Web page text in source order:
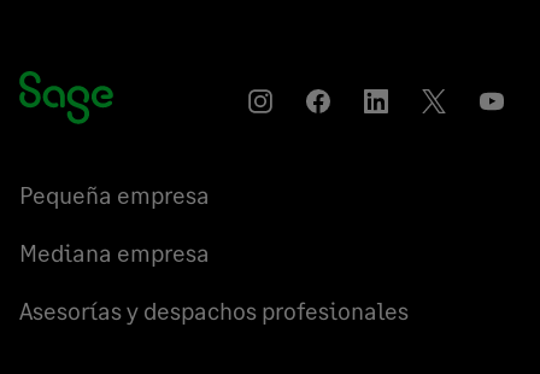
InstagramCompartirCompartirCompartir
Pequeña empresa
Mediana empresa
Asesorías y despachos profesionales